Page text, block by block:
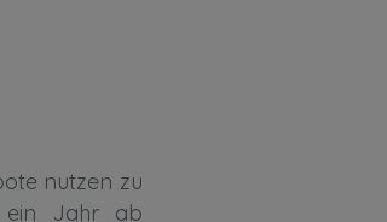
nutzen zu
ein Jahr ab